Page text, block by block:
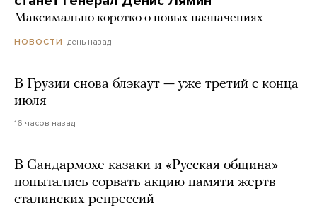
Максимально коротко о новых назначениях
НОВОСТИ день назад
В Грузии снова блэкаут — уже третий с конца
июля
16 часов назад
В Сандармохе казаки и «Русская община»
попытались сорвать акцию памяти жертв
сталинских репрессий